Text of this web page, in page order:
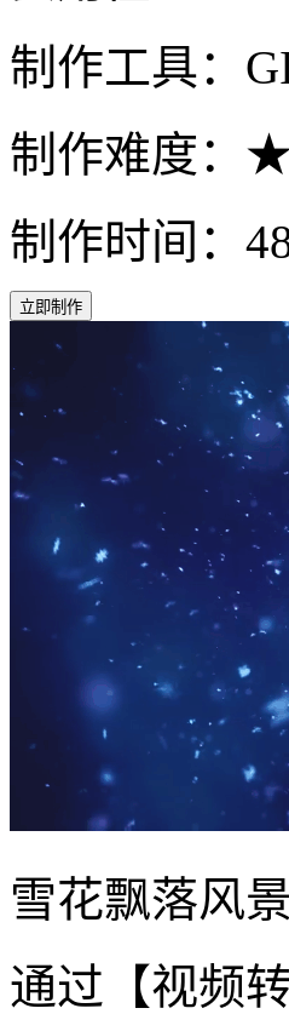
制作工具：
制作难度：
制作时间：
立即制作
雪花飘落风
通过【视频